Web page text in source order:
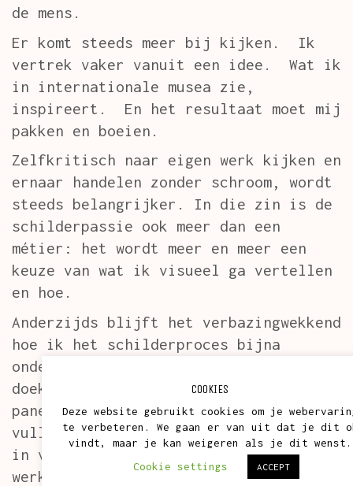
de mens.
Er komt steeds meer bij kijken. Ik
vertrek vaker vanuit een idee. Wat ik
in internationale musea zie,
inspireert. En het resultaat moet mij
pakken en boeien.
Zelfkritisch naar eigen werk kijken en
ernaar handelen zonder schroom, wordt
steeds belangrijker. In die zin is de
schilderpassie ook meer dan een
métier: het wordt meer en meer een
keuze van wat ik visueel ga vertellen
en hoe.
Anderzijds blijft het verbazingwekkend
hoe ik het schilderproces bijna
onderga: de meeste schwung zit in de
doeken waar ik snel, gedachteloos, het
paneel via oog en hand zichzelf laat
vullen. Een uitdaging is het om daar
in volgende lagen toch op verder te
werken, zonder krachtverlies.
COOKIES
Deze website gebruikt cookies om je
te verbeteren. We gaan er van uit dat je dit
vindt, maar je kan weigeren als je dit wenst.
Cookie settings
ACCEPT